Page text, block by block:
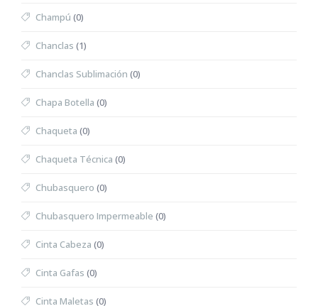
Champú (0)
Chanclas (1)
Chanclas Sublimación (0)
Chapa Botella (0)
Chaqueta (0)
Chaqueta Técnica (0)
Chubasquero (0)
Chubasquero Impermeable (0)
Cinta Cabeza (0)
Cinta Gafas (0)
Cinta Maletas (0)